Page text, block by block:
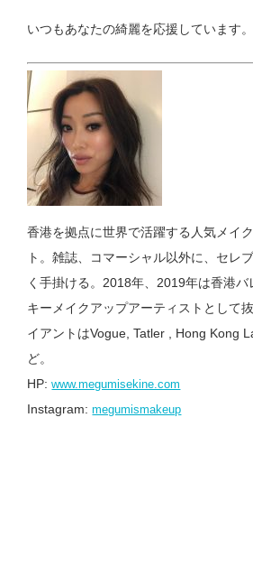
いつもあなたの綺麗を応援しています。
香港を拠点に世界で活躍する人気メイ
ト。雑誌、コマーシャル以外に、セレ
く手掛ける。2018年、2019年は香港
キーメイクアップアーティストとして
イアントはVogue, Tatler , Hong Kong
ど。
HP:www.megumisekine.com
Instagram:megumismakeup